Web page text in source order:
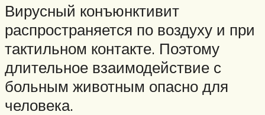
Вирусный конъюнктивит
распространяется по воздуху и при
тактильном контакте. Поэтому
длительное взаимодействие с
больным животным опасно для
человека.